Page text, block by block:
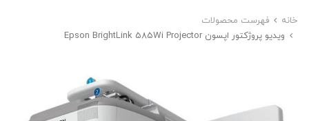
خانه
فهرست محصولات
ویدیو پروژکتور اپسون Epson BrightLink 585Wi Projector